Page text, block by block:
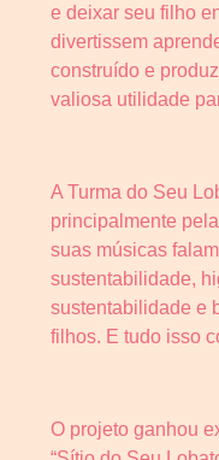
e deixar seu filho
divertissem
construído e
valiosa utilidade
A Turma do Seu
principalmente
suas músicas
sustentabilidade,
sustentabilidade e
filhos. E tudo isso
O projeto ganhou